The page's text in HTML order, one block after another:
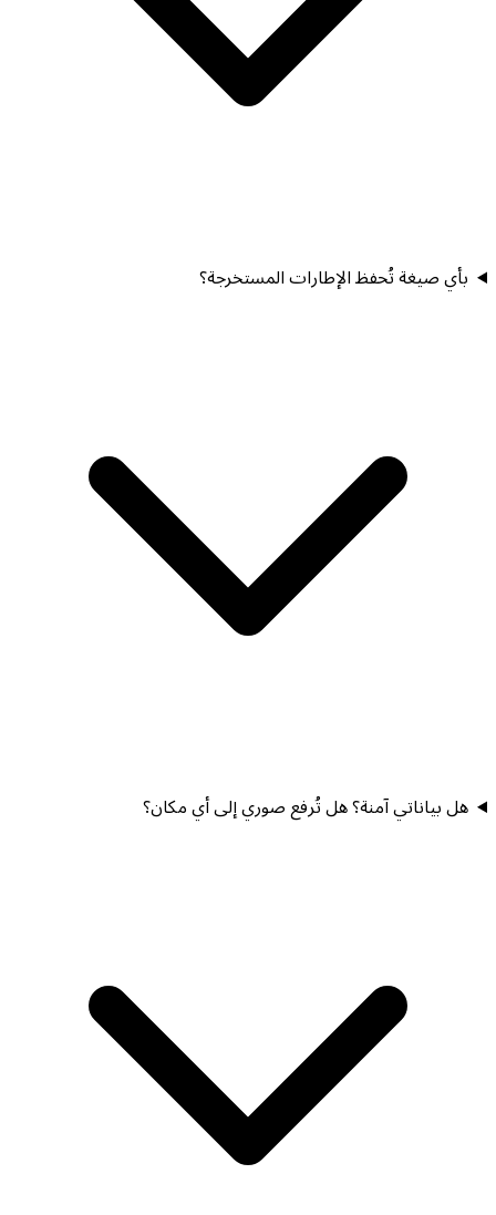
بأي صيغة تُحفظ الإطارات المستخرجة؟
هل بياناتي آمنة؟ هل تُرفع صوري إلى أي مكان؟